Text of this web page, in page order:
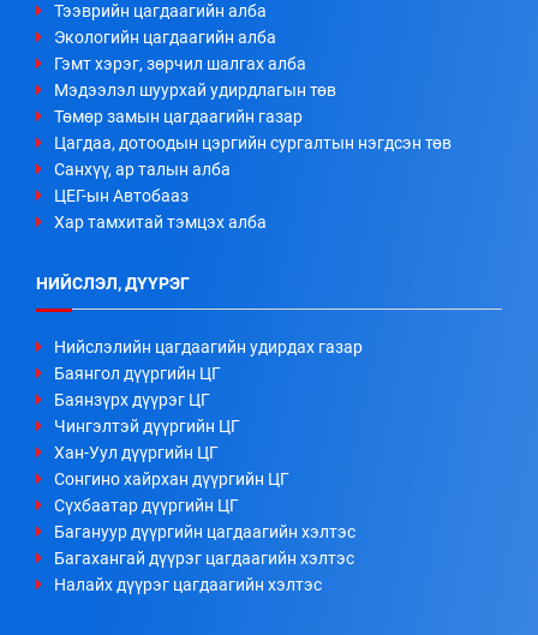
Тээврийн цагдаагийн алба
Экологийн цагдаагийн алба
Гэмт хэрэг, зөрчил шалгах алба
Мэдээлэл шуурхай удирдлагын төв
Төмөр замын цагдаагийн газар
Цагдаа, дотоодын цэргийн сургалтын нэгдсэн төв
Санхүү, ар талын алба
ЦЕГ-ын Автобааз
Хар тамхитай тэмцэх алба
НИЙСЛЭЛ, ДҮҮРЭГ
Нийслэлийн цагдаагийн удирдах газар
Баянгол дүүргийн ЦГ
Баянзүрх дүүрэг ЦГ
Чингэлтэй дүүргийн ЦГ
Хан-Уул дүүргийн ЦГ
Сонгино хайрхан дүүргийн ЦГ
Сүхбаатар дүүргийн ЦГ
Багануур дүүргийн цагдаагийн хэлтэс
Багахангай дүүрэг цагдаагийн хэлтэс
Налайх дүүрэг цагдаагийн хэлтэс